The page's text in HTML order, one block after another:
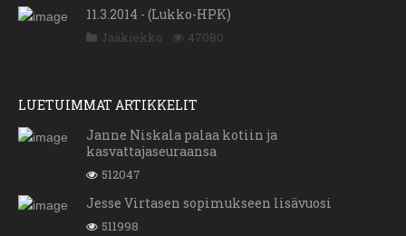
11.3.2014 - (Lukko-HPK)
Jääkiekko 47080
LUETUIMMAT ARTIKKELIT
Janne Niskala palaa kotiin ja
kasvattajaseuraansa
512047
Jesse Virtasen sopimukseen lisävuosi
511998